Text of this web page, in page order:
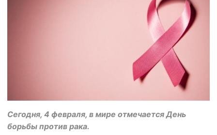
Сегодня, 4 февраля, в мире отмечается День
борьбы против рака.